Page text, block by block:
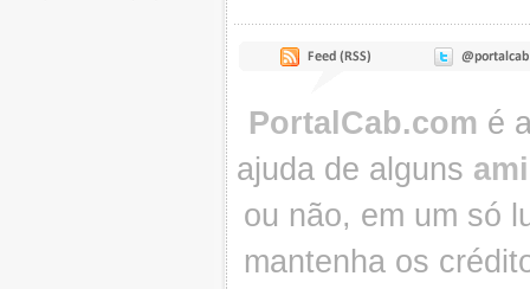
PortalCab.com é
ajuda de alguns
ou não, em um só
mantenha os